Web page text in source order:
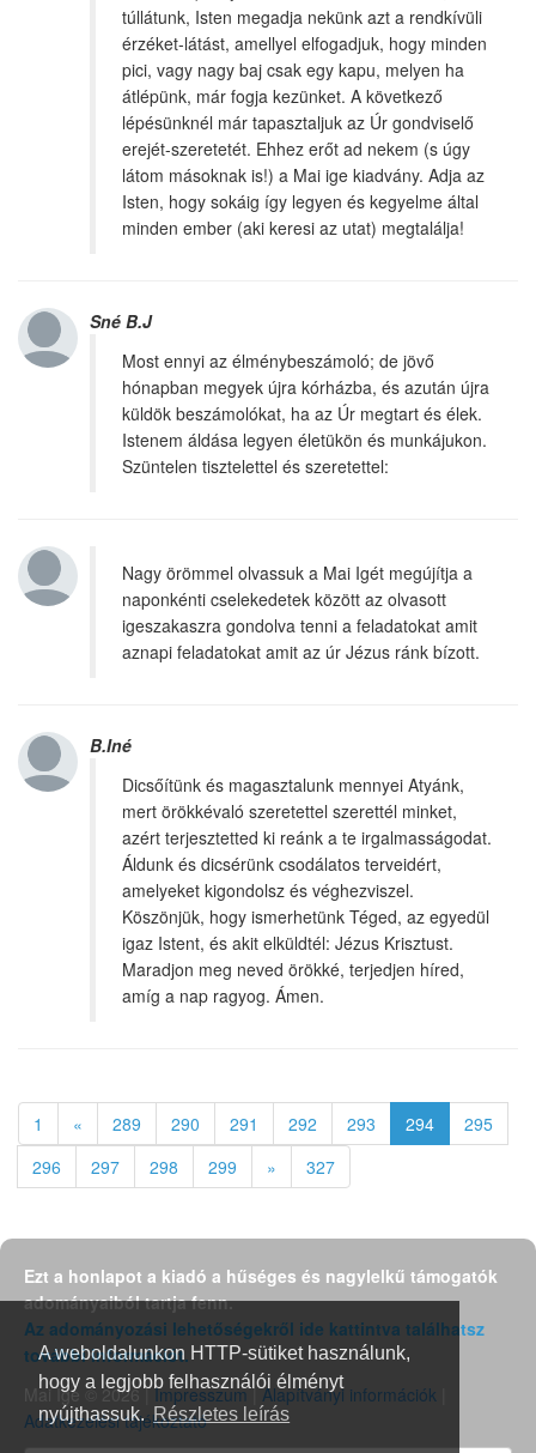
A weboldalunkon HTTP-sütiket használunk,
hogy a legjobb felhasználói élményt
nyújthassuk.Részletes leírás
túllátunk, Isten megadja nekünk azt a rendkívüli
érzéket-látást, amellyel elfogadjuk, hogy minden
pici, vagy nagy baj csak egy kapu, melyen ha
átlépünk, már fogja kezünket. A következő
lépésünknél már tapasztaljuk az Úr gondviselő
erejét-szeretetét. Ehhez erőt ad nekem (s úgy
látom másoknak is!) a Mai ige kiadvány. Adja az
Isten, hogy sokáig így legyen és kegyelme által
minden ember (aki keresi az utat) megtalálja!
Sné B.J
Most ennyi az élménybeszámoló; de jövő
hónapban megyek újra kórházba, és azután újra
küldök beszámolókat, ha az Úr megtart és élek.
Istenem áldása legyen életükön és munkájukon.
Szüntelen tisztelettel és szeretettel:
Nagy örömmel olvassuk a Mai Igét megújítja a
naponkénti cselekedetek között az olvasott
igeszakaszra gondolva tenni a feladatokat amit
aznapi feladatokat amit az úr Jézus ránk bízott.
B.Iné
Dicsőítünk és magasztalunk mennyei Atyánk,
mert örökkévaló szeretettel szerettél minket,
azért terjesztetted ki reánk a te irgalmasságodat.
Áldunk és dicsérünk csodálatos terveidért,
amelyeket kigondolsz és véghezviszel.
Köszönjük, hogy ismerhetünk Téged, az egyedül
igaz Istent, és akit elküldtél: Jézus Krisztust.
Maradjon meg neved örökké, terjedjen híred,
amíg a nap ragyog. Ámen.
1 « 289 290 291 292 293 294
295
296
297 298 299 » 327
Ezt a honlapot a kiadó a hűséges és nagylelkű támogatók
adományaiból tartja fenn.
Az adományozási lehetőségekről ide kattintva találhatsz
további információt.
Mai Ige © 2026 |Impresszum|Alapítványi információk
Adatkezelési tájékoztató